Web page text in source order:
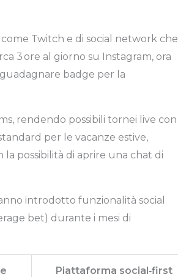
Twitch e di social network che
3 ore al giorno su Instagram, ora
badge per la
rendendo possibili tornei live con
per le vacanze estive,
la possibilità di aprire una chat di
introdotto funzionalità social
bet) durante i mesi di
Piattaforma social‑first